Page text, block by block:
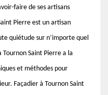
faire de ses artisans
Pierre est un artisan
quiétude sur n’importe quel
Saint Pierre a la
et méthodes pour
Façadier à Tournon Saint